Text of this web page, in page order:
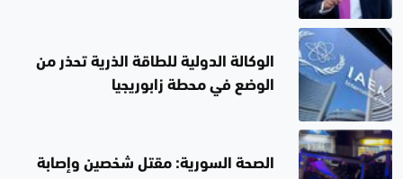
الوكالة الدولية للطاقة الذرية تحذر من
الوضع في محطة زابوريجيا
الصحة السورية: مقتل شخصين وإصابة